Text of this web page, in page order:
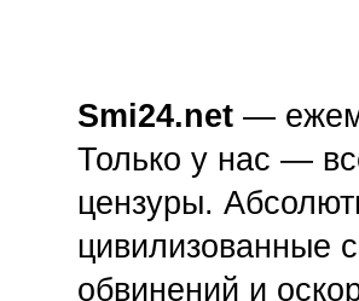
Smi24.net —
Только у нас —
цензуры.
цивилизованные
обвинений и